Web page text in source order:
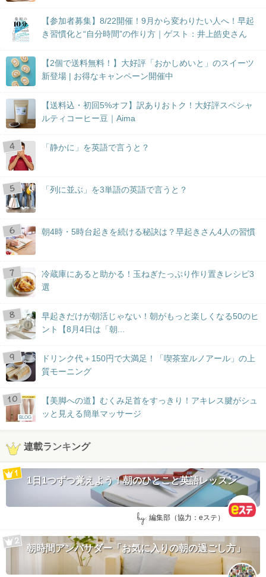
【参加者募集】8/22開催！9月から変わりたい人へ！早起
き習慣化と“自分時間”の作り方｜ゲスト：井上皓史さん
【2個で送料無料！】大好評「おかしめいと」のスイーツ
新登場 | お得なキャンペーン開催中
【送料込・初回5%オフ】訳ありおトク！大好評スペシャ
ルティコーヒー豆｜Aima
「静かに」を英語で言うと？
「列に並ぶ」を3単語の英語で言うと？
朝4時・5時台起きを続ける秘訣は？早起きさん4人の習慣
冷蔵庫にあると助かる！玉ねぎたっぷり作り置きレシピ3
選
早起きだけが朝活じゃない！朝がもっと楽しくなる50のヒ
ント【8月4日は「朝...
ドリンク代＋150円で大満足！「喫茶室ルノアール」の上
質モーニング
BLOG
【美脚への道】むくみ足首をすっきり！アキレス腱がシュ
ッと見える簡単マッサージ
連載ランキング
1日1つずつ覚えよう！朝のひとこと英語レッスン
by: 編集部（協力：eステ）
朝時間アンバサダー「お気に入りの朝の過ごし方」